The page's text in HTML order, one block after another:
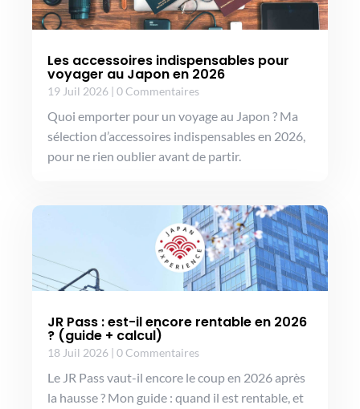
Les accessoires indispensables pour
voyager au Japon en 2026
19 Juil 2026 |0 Commentaires
Quoi emporter pour un voyage au Japon ? Ma
sélection d’accessoires indispensables en 2026,
pour ne rien oublier avant de partir.
JR Pass : est-il encore rentable en 2026
? (guide + calcul)
18 Juil 2026 |0 Commentaires
Le JR Pass vaut-il encore le coup en 2026 après
la hausse ? Mon guide : quand il est rentable, et